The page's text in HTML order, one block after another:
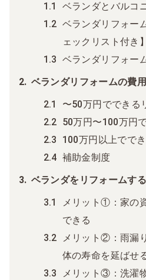
ベランダとバルコ
ベランダリフォー
ェックリスト付き】
ベランダリフォー
ベランダリフォームの費
〜50万円でできる
50万円〜100万円
100万円以上でで
補助金制度
ベランダをリフォームす
メリット①：家の
できる
メリット②：雨漏
体の寿命を延ばせ
メリット③：洗濯